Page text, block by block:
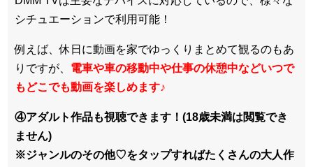
シチュエーションで利用可能！
例えば、休日に動画を家でゆっくりまとめて観るのもあ
りですが、 電車や車の移動中や仕事の休憩中などいつで
もどこでも動画を楽しめます♪
④アダルト作品も視聴できます！(18歳未満は閲覧でき
ません)
※ジャンルのその他♡をタップすればたくさんの大人作